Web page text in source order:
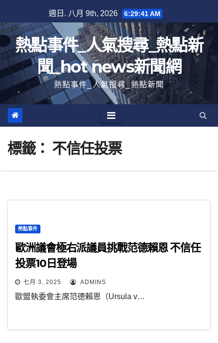
至
內
容
週日. 八月 9th, 2026 6:29:42 AM
熱點事件_人氣搜尋_熱點新
聞_hot news新聞網
熱點事件_人氣搜尋_熱點新聞
標籤： 不信任投票
熱點事件
歐洲議會極右派議員挑戰范德賴恩 不信任
投票10日登場
七月 3, 2025 ADMINS
歐盟執委會主席范德賴恩（Ursula v…